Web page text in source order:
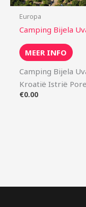
Europa
Camping Bijela
MEER INFO
Camping Bijela
Kroatië Istrië
€0.00